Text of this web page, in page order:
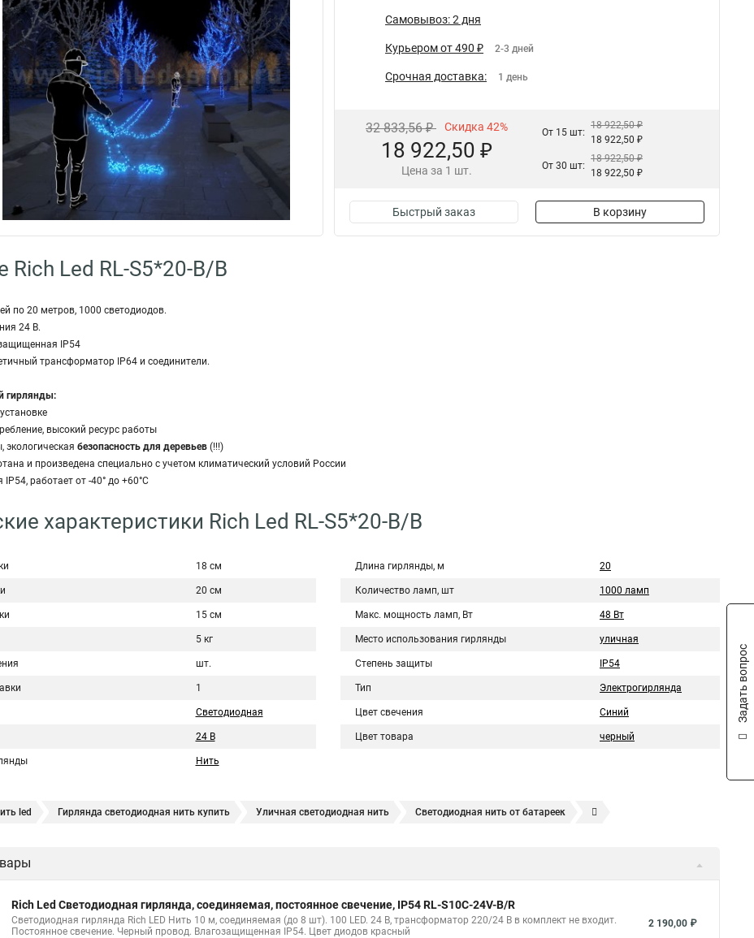
Самовывоз: 2 дня
Курьером от 490 ₽ 2-3 дней
Срочная доставка: 1 день
32 833,56 ₽ Скидка 42%
18 922,50 ₽
Цена за 1 шт.
От 15 шт:
18 922,50 ₽
18 922,50 ₽
От 30 шт:
18 922,50 ₽
18 922,50 ₽
Быстрый заказ В корзину
Rich Led RL-S5*20-B/B
по 20 метров, 1000 светодиодов.
24 В.
IP54
трансформатор IP64 и соединители.
гирлянды:
высокий ресурс работы
экологическая безопасность для деревьев (!!!)
и произведена специально с учетом климатический условий России
работает от -40° до +60°C
характеристики Rich Led RL-S5*20-B/B
18 см
20 см
15 см
5 кг
шт.
1
Светодиодная
24 В
Нить
Длина гирлянды, м 20
Количество ламп, шт 1000 ламп
Макс. мощность ламп, Вт 48 Вт
Место использования гирлянды уличная
Степень защиты IP54
Тип Электрогирлянда
Цвет свечения Синий
Цвет товара черный
led Гирлянда светодиодная нить купить Уличная светодиодная нить Светодиодная нить от батареек
светодиодная нить
светодиодные нити
гирлянда Светодиодная гирлянда нить led Гирлянда светодиодная белая нить Светодиодная гирлянда нить белый
Rich Led Светодиодная гирлянда, соединяемая, постоянное свечение, IP54 RL-S10C-24V-B/R
Светодиодная гирлянда Rich LED Нить 10 м, соединяемая (до 8 шт). 100 LED. 24 B, трансформатор 220/24 В в комплект не входит.
Постоянное свечение. Черный провод. Влагозащищенная IP54. Цвет диодов красный
2 190,00 ₽
Задать вопрос